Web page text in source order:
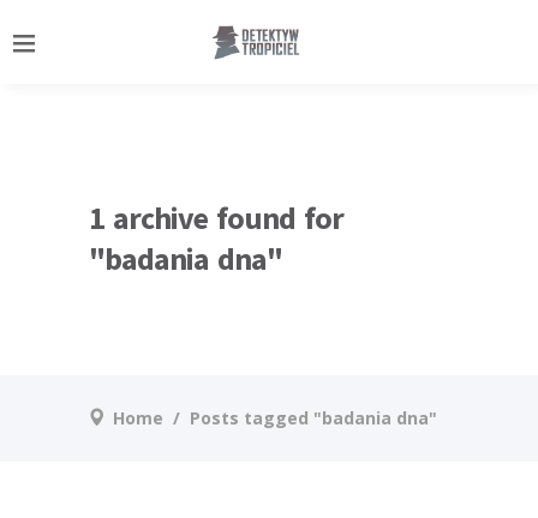
1 archive found for
"badania dna"
Home / Posts tagged "badania dna"